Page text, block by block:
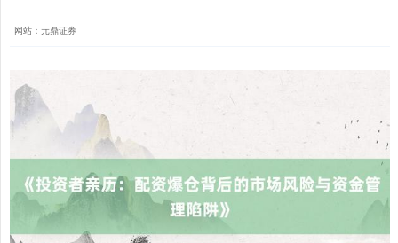
网站：元鼎证券